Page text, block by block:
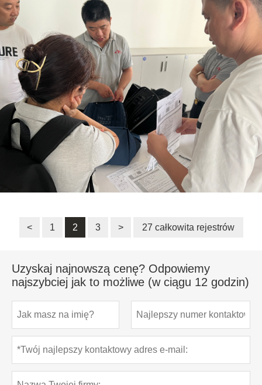
< 1 2 3 > 27 całkowita rejestrów
Uzyskaj najnowszą cenę? Odpowiemy
najszybciej jak to możliwe (w ciągu 12 godzin)